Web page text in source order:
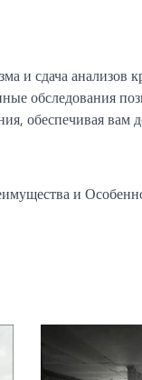
и сдача
обследования
обеспечивая
и